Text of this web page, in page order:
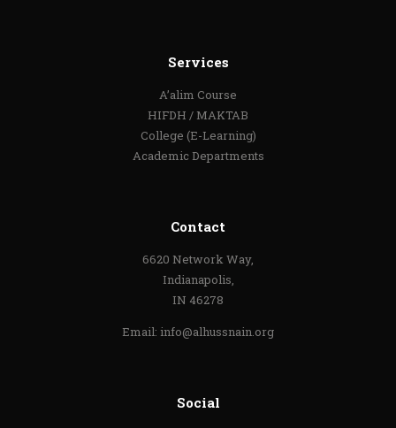
Services
A’alim Course
HIFDH / MAKTAB
College (E-Learning)
Academic Departments
Contact
6620 Network Way,
Indianapolis,
IN 46278
Email: info@alhussnain.org
Social